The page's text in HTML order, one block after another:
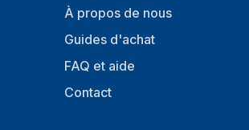
Version HDMI
Canal de retour audio (ARC, Audio
Nombre de port ethernet LAN (RJ-45)
À propos de nous
Guides d'achat
FAQ et aide
Contact